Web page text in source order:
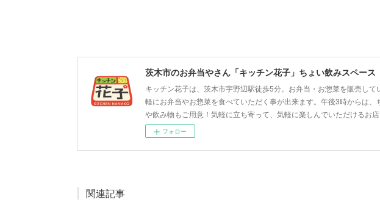
茨木市のお弁当やさん「キッチン花子」ちょい飲みスペース
キッチン花子は、茨木市宇野辺駅徒歩5分。お弁当・お惣菜を販売し
軽にお弁当やお惣菜を食べていただく事が出来ます。午後3時からは
や飲み物もご用意！気軽に立ち寄って、気軽に楽しんでいただけるお店
フォロー
関連記事